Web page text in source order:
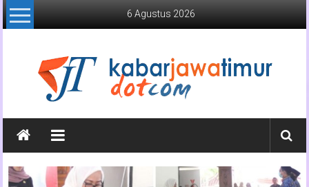
Lompat
ke
6 Agustus 2026
Kabar
Jawa
Timur